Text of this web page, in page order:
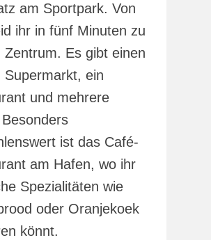
am Sportpark. Von
ihr in fünf Minuten zu
Zentrum. Es gibt einen
Supermarkt, ein
und mehrere
ist das Café-
am Hafen, wo ihr
Spezialitäten wie
oder Oranjekoek
könnt.